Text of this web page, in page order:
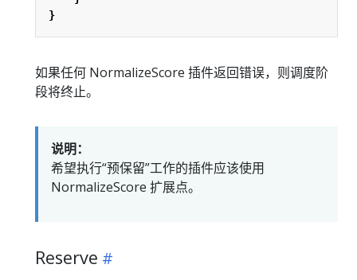
}
如果任何 NormalizeScore 插件返回错误，则调度阶
段将终止。
说明：
希望执行“预保留”工作的插件应该使用
NormalizeScore 扩展点。
Reserve